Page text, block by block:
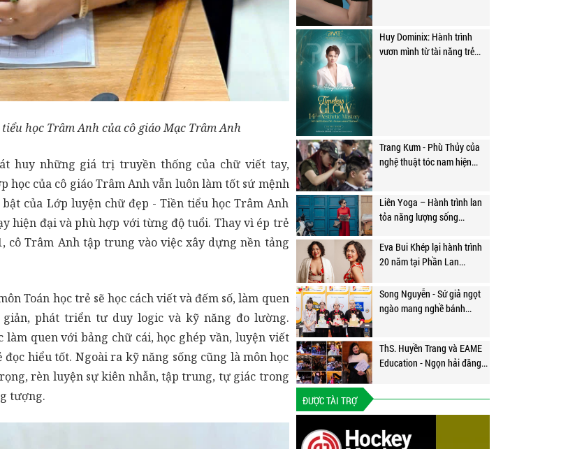
học Trâm Anh của cô giáo Mạc Trâm Anh
huy những giá trị truyền thống của chữ viết tay,
học của cô giáo Trâm Anh vẫn luôn làm tốt sứ mệnh
của Lớp luyện chữ đẹp - Tiền tiểu học Trâm Anh
hiện đại và phù hợp với từng độ tuổi. Thay vì ép trẻ
cô Trâm Anh tập trung vào việc xây dựng nền tảng
Toán học trẻ sẽ học cách viết và đếm số, làm quen
phát triển tư duy logic và kỹ năng đo lường.
quen với bảng chữ cái, học ghép vần, luyện viết
hiểu tốt. Ngoài ra kỹ năng sống cũng là môn học
rèn luyện sự kiên nhẫn, tập trung, tự giác trong
tượng.
Huy Dominix: Hành trình
vươn mình từ tài năng trẻ...
Trang Kưm - Phù Thủy của
nghệ thuật tóc nam hiện...
Liên Yoga – Hành trình lan
tỏa năng lượng sống...
Eva Bui Khép lại hành trình
20 năm tại Phần Lan...
Song Nguyễn - Sứ giả ngọt
ngào mang nghề bánh...
ThS. Huyền Trang và EAME
Education - Ngọn hải đăng...
ĐƯỢC TÀI TRỢ